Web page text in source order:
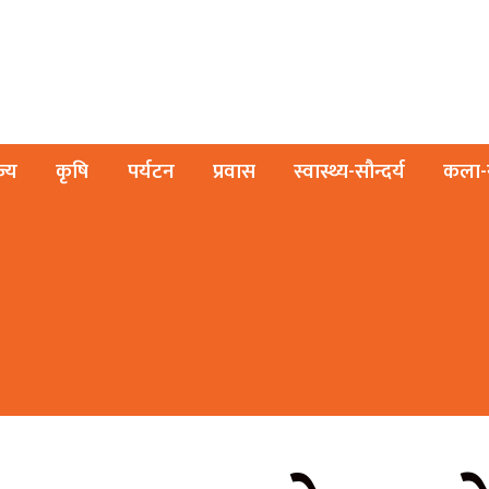
कृषि पर्यटन प्रवास स्वास्थ्य-सौन्दर्य कला-